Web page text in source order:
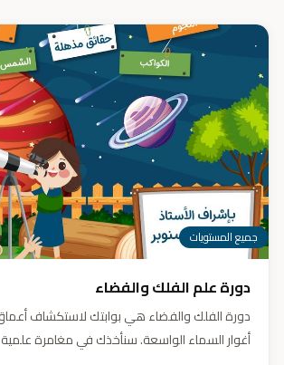
جميع المستويات
دورة علم الفلك والفضاء
دورة الفلك والفضاء هي بوابتك لاستكشاف
أغوار السماء الواسعة. سنأخذك في مغامرة علمية